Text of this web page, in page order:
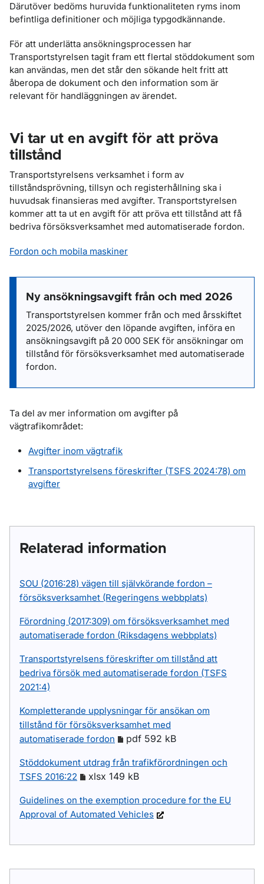
Därutöver bedöms huruvida funktionaliteten ryms inom
befintliga definitioner och möjliga typgodkännande.
För att underlätta ansökningsprocessen har
Transportstyrelsen tagit fram ett flertal stöddokument som
kan användas, men det står den sökande helt fritt att
åberopa de dokument och den information som är
relevant för handläggningen av ärendet.
Vi tar ut en avgift för att pröva
tillstånd
Transportstyrelsens verksamhet i form av
tillståndsprövning, tillsyn och registerhållning ska i
huvudsak finansieras med avgifter. Transportstyrelsen
kommer att ta ut en avgift för att pröva ett tillstånd att få
bedriva försöksverksamhet med automatiserade fordon.
Fordon och mobila maskiner
Ny ansökningsavgift från och med 2026
Transportstyrelsen kommer från och med årsskiftet
2025/2026, utöver den löpande avgiften, införa en
ansökningsavgift på 20 000 SEK för ansökningar om
tillstånd för försöksverksamhet med automatiserade
fordon.
Ta del av mer information om avgifter på
vägtrafikområdet:
Avgifter inom vägtrafik
Transportstyrelsens föreskrifter (TSFS 2024:78) om
avgifter
Relaterad information
SOU (2016:28) vägen till självkörande fordon –
försöksverksamhet (Regeringens webbplats)
Förordning (2017:309) om försöksverksamhet med
automatiserade fordon (Riksdagens webbplats)
Transportstyrelsens föreskrifter om tillstånd att
bedriva försök med automatiserade fordon (TSFS
2021:4)
Kompletterande upplysningar för ansökan om
tillstånd för försöksverksamhet med
automatiserade fordon
pdf 592 kB
Stöddokument utdrag från trafikförordningen och
TSFS 2016:22
xlsx 149 kB
Guidelines on the exemption procedure for the EU
Approval of Automated Vehicles